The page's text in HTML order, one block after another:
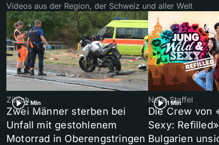
Videos aus der Region, der Schweiz und aller Welt
2 Min
Zürich
Zwei Männer sterben bei
Unfall mit gestohlenem
Motorrad in Oberengstringen
1 Min
Neue Staffel
Die Crew von
Sexy:
Bulgarien